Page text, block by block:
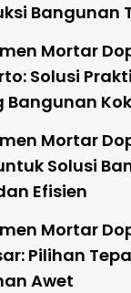
Bangunan
Mortar
Solusi
Bangunan
Mortar
Solusi
Efisien
Mortar
Pilihan
Awet